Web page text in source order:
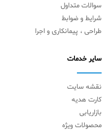
سوالات متداول
شرایط و ضوابط
طراحی ، پیمانکاری و اجرا
سایر خدمات
نقشه سایت
کارت هدیه
بازاریابی
محصولات ویژه